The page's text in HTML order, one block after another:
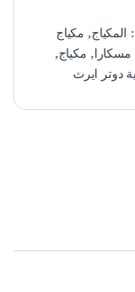
المكياج, مكياج
مسكارا , مكياج,
دوتر ايرث